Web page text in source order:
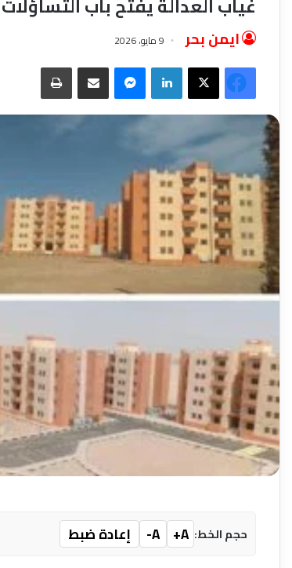
ايمن بحر 9 مايو، 2026
فيسبوك‫X لينكدإن ماسنجر مشاركة عبر البريد طباعة
حجم الخط: A+
A-
إعادة ضبط